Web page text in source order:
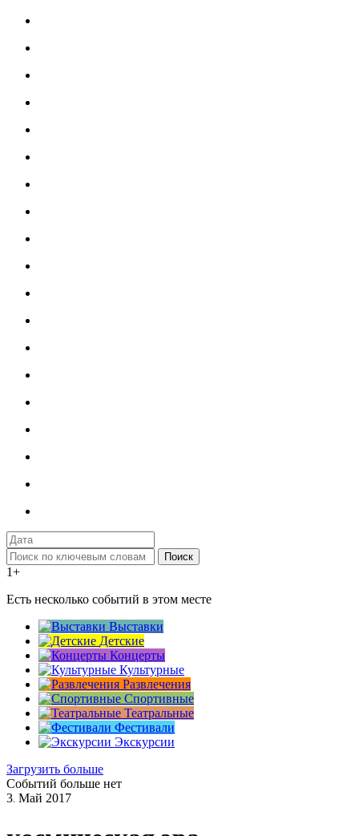
Поиск
1+
Есть несколько событий в этом месте
Выставки
Детские
Концерты
Культурные
Развлечения
Спортивные
Театральные
Фестивали
Экскурсии
Загрузить больше
Событий больше нет
3. Май 2017